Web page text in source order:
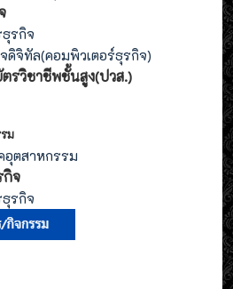
ธุรกิจ
ดิจิทัล(คอมพิวเตอร์ธุรกิจ)
รวิชาชีพชั้นสูง(ปวส.)
ม
อุตสาหกรรม
กิจ
ธุรกิจ